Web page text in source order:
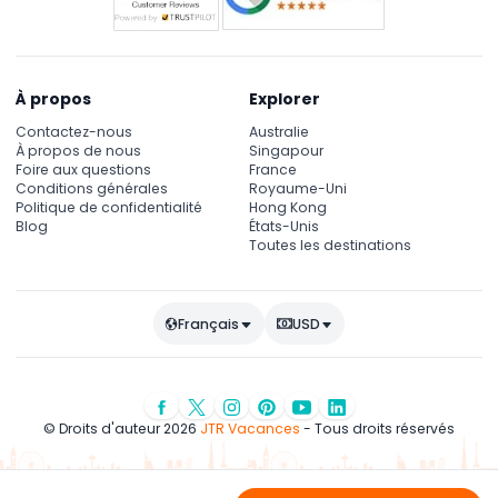
À propos
Contactez-nous
À propos de nous
Foire aux questions
Conditions générales
Politique de confidentialité
Blog
Explorer
Australie
Singapour
France
Royaume-Uni
Hong Kong
États-Unis
Toutes les destinations
Français USD
© Droits d'auteur 2026 JTR Vacances - Tous droits réservés